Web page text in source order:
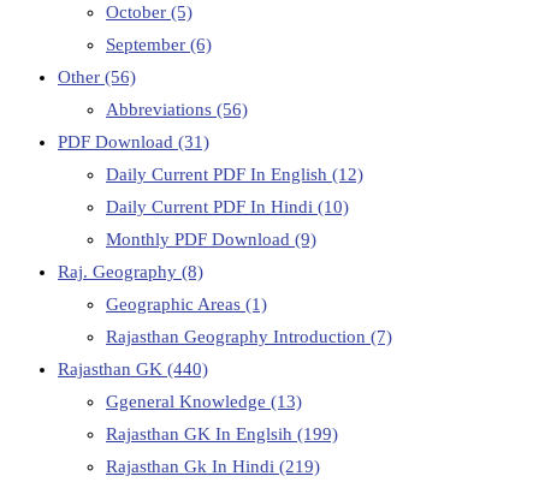
October (5)
September (6)
Other (56)
Abbreviations (56)
PDF Download (31)
Daily Current PDF In English (12)
Daily Current PDF In Hindi (10)
Monthly PDF Download (9)
Raj. Geography (8)
Geographic Areas (1)
Rajasthan Geography Introduction (7)
Rajasthan GK (440)
Ggeneral Knowledge (13)
Rajasthan GK In Englsih (199)
Rajasthan Gk In Hindi (219)